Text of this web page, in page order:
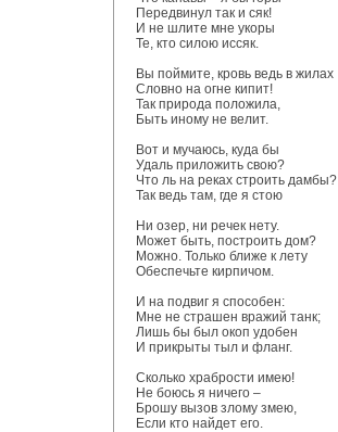
Передвинул так и сяк!
И не шлите мне укоры
Те, кто силою иссяк.
Вы поймите, кровь ведь в жилах
Словно на огне кипит!
Так природа положила,
Быть иному не велит.
Вот и мучаюсь, куда бы
Удаль приложить свою?
Что ль на реках строить дамбы?
Так ведь там, где я стою
Ни озер, ни речек нету.
Может быть, построить дом?
Можно. Только ближе к лету
Обеспечьте кирпичом.
И на подвиг я способен:
Мне не страшен вражий танк;
Лишь бы был окоп удобен
И прикрыты тыл и фланг.
Сколько храбрости имею!
Не боюсь я ничего –
Брошу вызов злому змею,
Если кто найдет его.